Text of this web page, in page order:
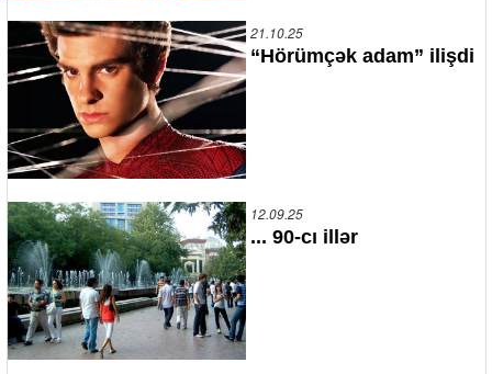
21.10.25
“Hörümçək adam” ilişdi
12.09.25
... 90-cı illər